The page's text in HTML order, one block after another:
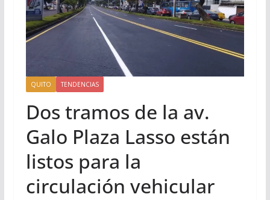
QUITO TENDENCIAS
Dos tramos de la av.
Galo Plaza Lasso están
listos para la
circulación vehicular